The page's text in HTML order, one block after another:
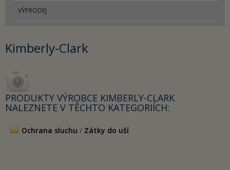
VÝPRODEJ
Kimberly-Clark
PRODUKTY VÝROBCE KIMBERLY-CLARK
NALEZNETE V TĚCHTO KATEGORIÍCH:
Ochrana sluchu / Zátky do uší